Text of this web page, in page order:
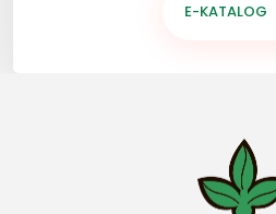
E-KATALOG